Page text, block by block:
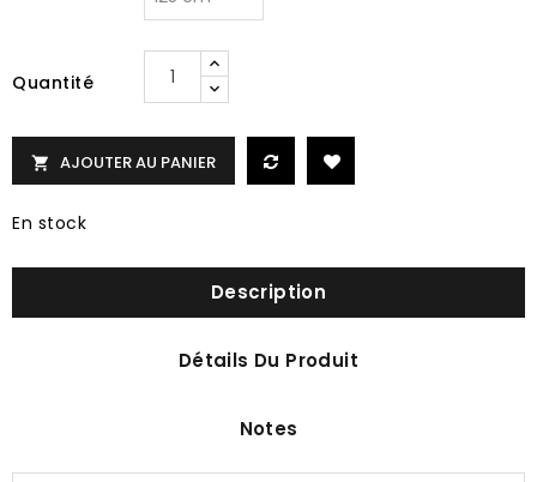
Quantité
 AJOUTER AU PANIER
En stock
Description
Détails Du Produit
Notes